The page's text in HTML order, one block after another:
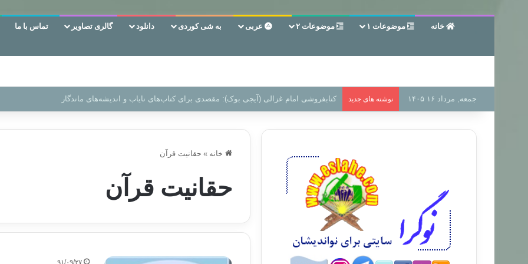
خانه موضوعات ۱ موضوعات ۲ عربی به شی کوردی دانلود گالری تصاویر تماس با ما
جمعه, مرداد ۱۶ ۱۴۰۵ نوشته های جدید سر دفتر فساد در زمین‌، دوری وکناره‌گیری از راه خداست‌!
خانه » حقانیت قرآن
حقانیت قرآن
۹۱/۰۹/۲۷